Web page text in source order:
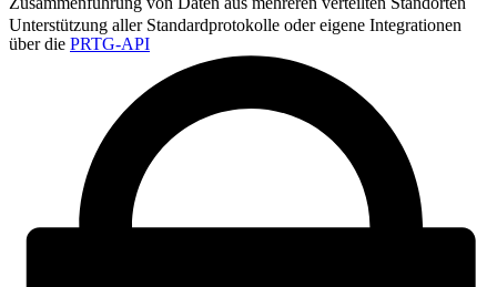
Unterstützung aller Standardprotokolle oder eigene Integrationen
über die PRTG-API